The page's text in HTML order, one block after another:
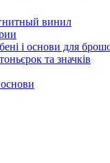
винил
і основи для
та значків